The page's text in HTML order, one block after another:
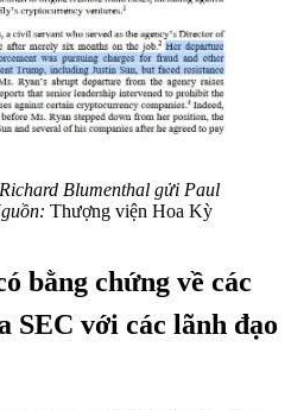
Blumenthal gửi Paul
Thượng viện Hoa Kỳ
bằng chứng về các
SEC với các lãnh đạo